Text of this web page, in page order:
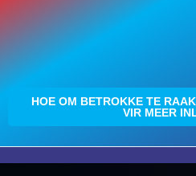
HOE OM BETROKKE TE
VIR MEER